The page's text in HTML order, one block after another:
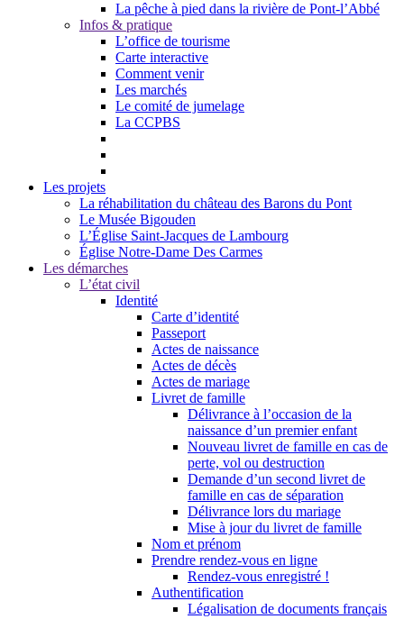
La pêche à pied dans la rivière de Pont-l’Abbé
Infos & pratique
L’office de tourisme
Carte interactive
Comment venir
Les marchés
Le comité de jumelage
La CCPBS
Les projets
La réhabilitation du château des Barons du Pont
Le Musée Bigouden
L’Église Saint-Jacques de Lambourg
Église Notre-Dame Des Carmes
Les démarches
L’état civil
Identité
Carte d’identité
Passeport
Actes de naissance
Actes de décès
Actes de mariage
Livret de famille
Délivrance à l’occasion de la
naissance d’un premier enfant
Nouveau livret de famille en cas de
perte, vol ou destruction
Demande d’un second livret de
famille en cas de séparation
Délivrance lors du mariage
Mise à jour du livret de famille
Nom et prénom
Prendre rendez-vous en ligne
Rendez-vous enregistré !
Authentification
Légalisation de documents français